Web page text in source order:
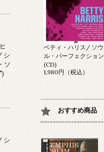
ベティ・ハリス/ ソウ
ル・パーフェクション
(CD)
1,980円（税込）
おすすめ商品
シ
ソ
シ